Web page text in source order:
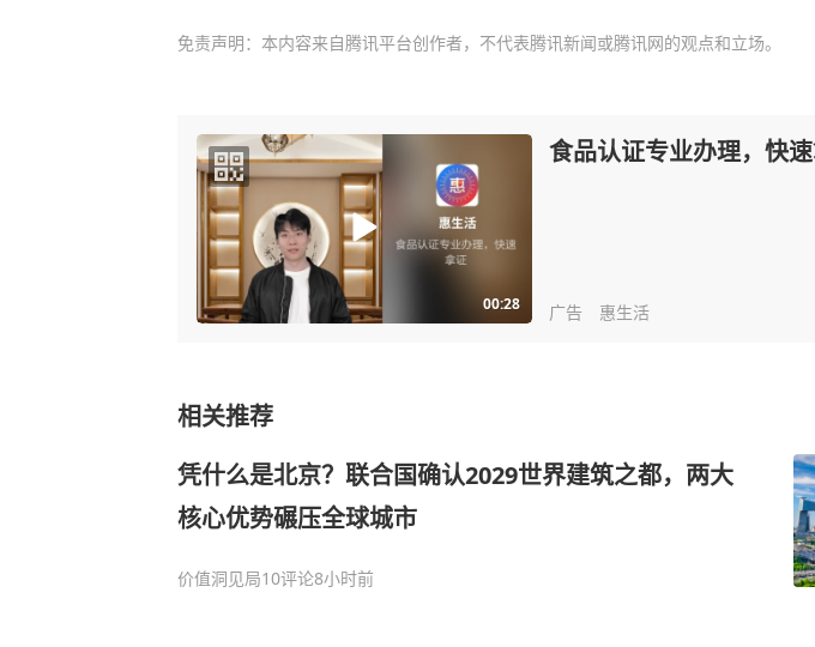
免责声明：本内容来自腾讯平台创作者，不代表腾讯新闻或腾讯网的观点和立场。
00:28
食品认证专业办理，快
广告 惠生活
相关推荐
凭什么是北京？联合国确认2029世界建筑之都，两大
核心优势碾压全球城市
价值洞见局10评论8小时前